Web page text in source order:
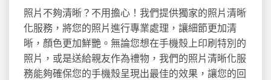
照片不夠清晰？不用擔心！我們提供獨家的照片清晰
化服務，將您的照片進行專業處理，讓細節更加清
晰，顏色更加鮮艷。無論您想在手機殼上印刷特別的
照片，或是送給親友作為禮物，我們的照片清晰化服
務能夠確保您的手機殼呈現出最佳的效果，讓您的回